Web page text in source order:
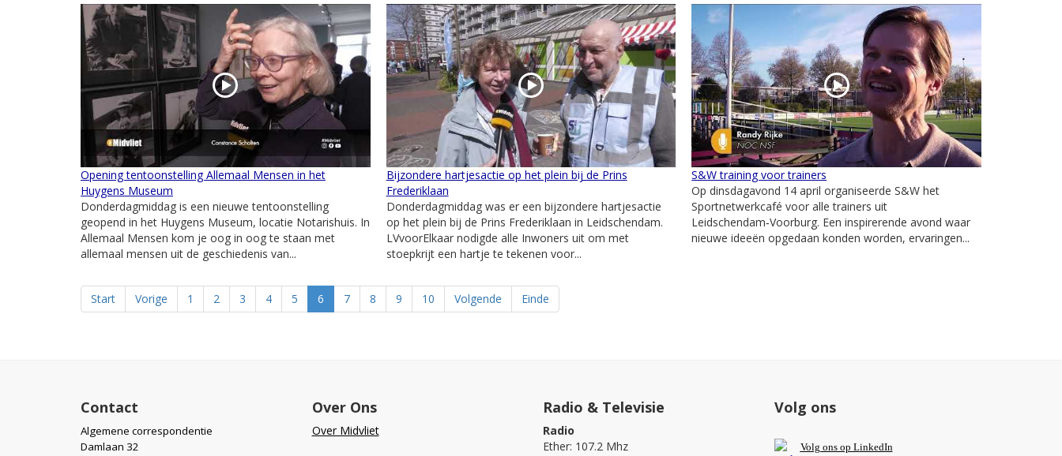
Opening tentoonstelling Allemaal Mensen in het
Huygens Museum
Donderdagmiddag is een nieuwe tentoonstelling
geopend in het Huygens Museum, locatie Notarishuis. In
Allemaal Mensen kom je oog in oog te staan met
allemaal mensen uit de geschiedenis van...
Bijzondere hartjesactie op het plein bij de Prins
Frederiklaan
Donderdagmiddag was er een bijzondere hartjesactie
op het plein bij de Prins Frederiklaan in Leidschendam.
LVvoorElkaar nodigde alle Inwoners uit om met
stoepkrijt een hartje te tekenen voor...
S&W training voor trainers
Op dinsdagavond 14 april organiseerde S&W het
Sportnetwerkcafé voor alle trainers uit
Leidschendam‑Voorburg. Een inspirerende avond waar
nieuwe ideeën opgedaan konden worden, ervaringen...
Start Vorige 1 2 3 4 5 6 7 8 9 10 Volgende Einde
Contact
Algemene correspondentie
Damlaan 32
Over Ons
Over Midvliet
Radio & Televisie
Radio
Ether: 107.2 Mhz
Volg ons
Volg ons op LinkedIn